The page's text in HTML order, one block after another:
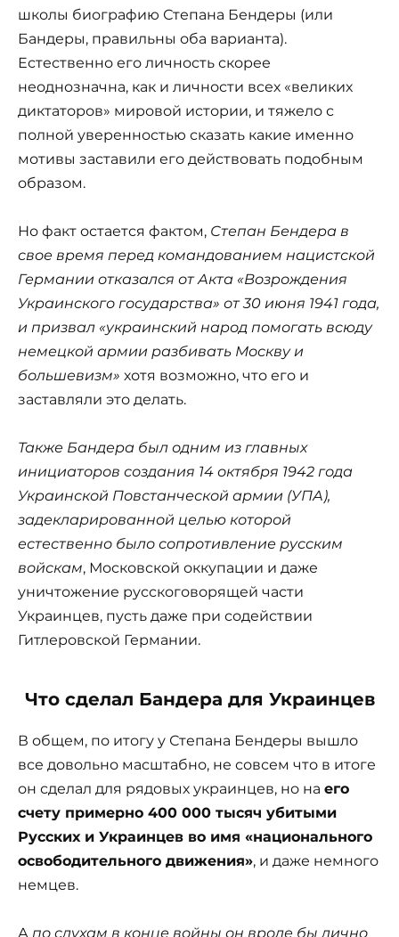
школы биографию Степана Бендеры (или
Бандеры, правильны оба варианта).
Естественно его личность скорее
неоднозначна, как и личности всех «великих
диктаторов» мировой истории, и тяжело с
полной уверенностью сказать какие именно
мотивы заставили его действовать подобным
образом.
Но факт остается фактом, Степан Бендера в
свое время перед командованием нацистской
Германии отказался от Акта «Возрождения
Украинского государства» от 30 июня 1941 года,
и призвал «украинский народ помогать всюду
немецкой армии разбивать Москву и
большевизм» хотя возможно, что его и
заставляли это делать.
Также Бандера был одним из главных
инициаторов создания 14 октября 1942 года
Украинской Повстанческой армии (УПА),
задекларированной целью которой
естественно было сопротивление русским
войскам, Московской оккупации и даже
уничтожение русскоговорящей части
Украинцев, пусть даже при содействии
Гитлеровской Германии.
Что сделал Бандера для Украинцев
В общем, по итогу у Степана Бендеры вышло
все довольно масштабно, не совсем что в итоге
он сделал для рядовых украинцев, но на его
счету примерно 400 000 тысяч убитыми
Русских и Украинцев во имя «национального
освободительного движения», и даже немного
немцев.
А по слухам в конце войны он вроде бы лично